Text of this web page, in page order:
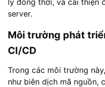
server.
Môi trường phát
CI/CD
Trong các môi trường
như biên dịch mã nguồn,